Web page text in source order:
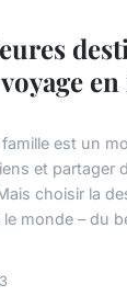
est un
et partager
choisir la
monde – du